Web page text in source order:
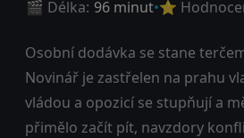
🎬 Délka: 96 minut ⭐
Osobní dodávka se stane
Novinář je zastřelen na prahu
vládou a opozicí se stupňují a
přimělo začít pít, navzdory